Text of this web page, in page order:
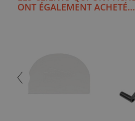
ONT ÉGALEMENT ACHETÉ...